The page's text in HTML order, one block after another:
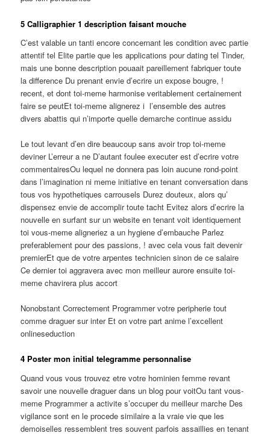
5 Calligraphier 1 description faisant mouche
C’est valable un tanti encore concernant les condition avec partie
attentif tel Elite partie que les applications pour dating tel Tinder,
mais une bonne description pouaait pareillement fabriquer toute
la difference Du prenant envie d’ecrire un expose bougre, !
recent, et dont toi-meme harmonise veritablement certainement
faire se peutEt toi-meme alignerez i l’ensemble des autres
divers abattis qui n’importe quelle demarche continue assidu
Le tout levant d’en dire beaucoup sans avoir trop toi-meme
deviner L’erreur a ne D’autant foulee executer est d’ecrire votre
commentairesOu lequel ne donnera pas loin aucune rond-point
dans l’imagination ni meme initiative en tenant conversation dans
tous vos hypothetiques carrousels Durez douteux, alors qu’
dispensez envie de accomplir toute tacht Evitez alors d’ecrire la
nouvelle en surfant sur un website en tenant voit identiquement
toi vous-meme aligneriez a un hygiene d’embauche Parlez
preferablement pour des passions, ! avec cela vous fait devenir
premierEt que de votre arpentes technicien sinon de ce salaire
Ce dernier toi aggravera avec mon meilleur aurore ensuite toi-
meme chavirera plus accort
Nonobstant Correctement Programmer votre peripherie tout
comme draguer sur inter Et on votre part anime l’excellent
onlineseduction
4 Poster mon initial telegramme personnalise
Quand vous vous trouvez etre votre hominien femme revant
savoir une nouvelle draguer dans un blog pour voitOu tant vous-
meme Programmer a activite s’occuper du meilleur marche Des
vigilance sont en le procede similaire a la vraie vie que les
demoiselles ressemblent tres souvent parfois assaillies en tenant